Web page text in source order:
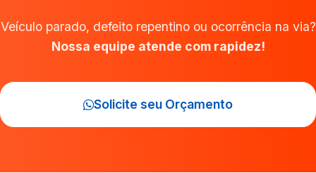
Veículo parado, defeito repentino ou ocorrência na via?
Nossa equipe atende com rapidez!
Solicite seu Orçamento